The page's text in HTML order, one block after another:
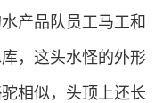
产品队员工马工和
，这头水怪的外形
相似，头顶上还长